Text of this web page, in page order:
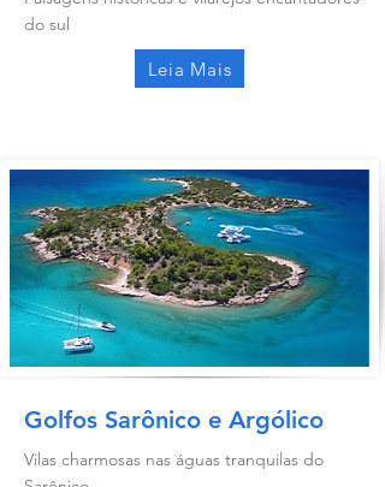
do sul
Leia Mais
Golfos Sarônico e Argólico
Vilas charmosas nas águas tranquilas do